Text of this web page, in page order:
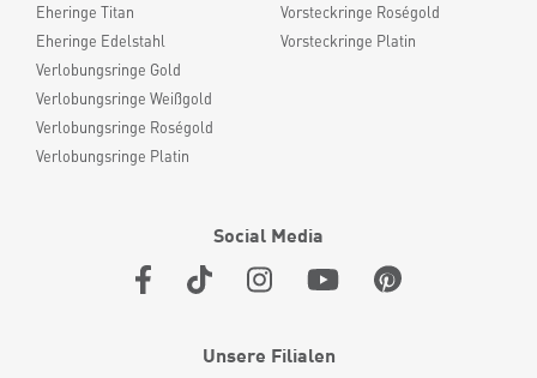
Eheringe Titan
Eheringe Edelstahl
Verlobungsringe Gold
Verlobungsringe Weißgold
Verlobungsringe Roségold
Verlobungsringe Platin
Vorsteckringe Roségold
Vorsteckringe Platin
Social Media
Unsere Filialen